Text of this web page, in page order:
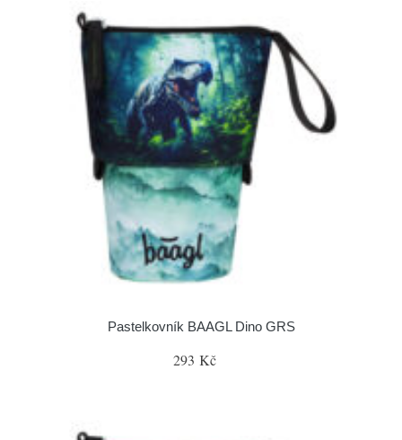
Pastelkovník BAAGL Dino GRS
293 Kč